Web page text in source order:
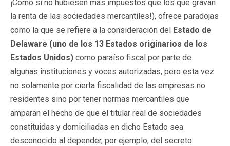
¡Cómo si no hubiesen más impuestos que los que gravan
la renta de las sociedades mercantiles!), ofrece paradojas
como la que se refiere a la consideración del Estado de
Delaware (uno de los 13 Estados originarios de los
Estados Unidos) como paraíso fiscal por parte de
algunas instituciones y voces autorizadas, pero esta vez
no solamente por cierta fiscalidad de las empresas no
residentes sino por tener normas mercantiles que
amparan el hecho de que el titular real de sociedades
constituidas y domiciliadas en dicho Estado sea
desconocido al depender, por ejemplo, del secreto